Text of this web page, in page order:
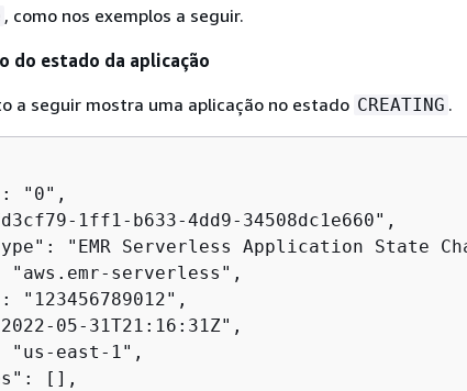
, como nos exemplos a seguir.
do estado da aplicação
a seguir mostra uma aplicação no estado CREATING .
"0",
1ff1-b633-4dd9-34508dc1e660",
"EMR Serverless Application State
"aws.emr-serverless",
"123456789012",
05-31T21:16:31Z",
"us-east-1",
[],